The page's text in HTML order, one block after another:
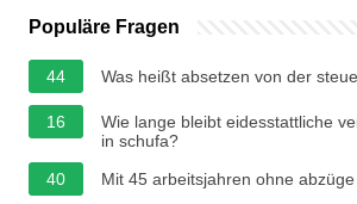
Populäre Fragen
44 Was heißt absetzen von der
16
Wie lange bleibt eidesstattliche
in schufa?
40
Mit 45 arbeitsjahren ohne